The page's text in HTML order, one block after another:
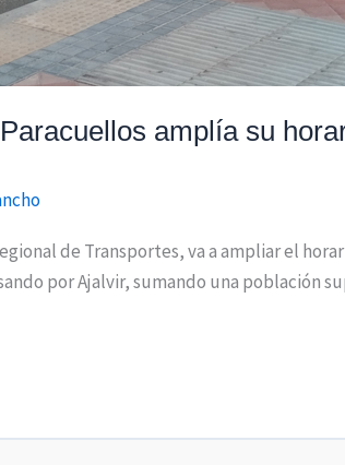
amplía su
de Transportes, va a ampliar el
por Ajalvir, sumando una población